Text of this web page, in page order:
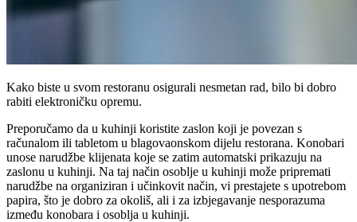
Kako biste u svom restoranu osigurali nesmetan rad, bilo bi dobro
rabiti elektroničku opremu.
Preporučamo da u kuhinji koristite zaslon koji je povezan s
računalom ili tabletom u blagovaonskom dijelu restorana. Konobari
unose narudžbe klijenata koje se zatim automatski prikazuju na
zaslonu u kuhinji. Na taj način osoblje u kuhinji može pripremati
narudžbe na organiziran i učinkovit način, vi prestajete s upotrebom
papira, što je dobro za okoliš, ali i za izbjegavanje nesporazuma
između konobara i osoblja u kuhinji.